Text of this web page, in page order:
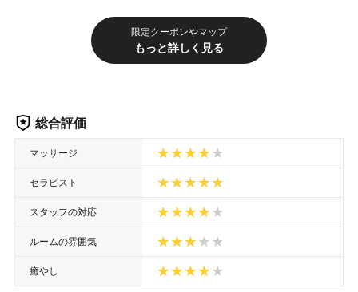
限定クーポンやマップ
もっと詳しく見る
総合評価
マッサージ
セラピスト
スタッフの対応
ルームの雰囲気
癒やし